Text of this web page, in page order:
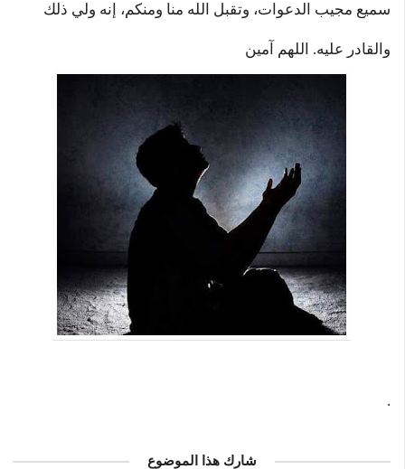
سميع مجيب الدعوات، وتقبل الله منا ومنكم، إنه ولي ذلك
والقادر عليه. اللهم آمين
.
شارك هذا الموضوع